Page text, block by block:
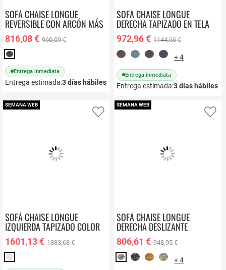
SOFÁ CHAISE LONGUE
REVERSIBLE CON ARCÓN MÁS
PUFF LUANA
816,08 € 960,09 €
Entrega inmediata
Entrega estimada:3días hábiles
SOFÁ CHAISE LONGUE
DERECHA TAPIZADO EN TELA
RAGA
972,96 € 1144,66 €
+ 4
Entrega inmediata
Entrega estimada:3días hábiles
SEMANA WEB
Añadir a favoritos
SOFÁ CHAISE LONGUE
IZQUIERDA TAPIZADO COLOR
BLANCO ROTO MERCURY
1601,13 € 1883,68 €
SEMANA WEB
SOFÁ CHAISE LONGUE
DERECHA DESLIZANTE
SANTORINI
806,61 € 948,95 €
+ 4